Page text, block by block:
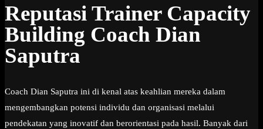
Reputasi Trainer Capacity
Building Coach Dian
Saputra
Coach Dian Saputra ini di kenal atas keahlian mereka dalam
mengembangkan potensi individu dan organisasi melalui
pendekatan yang inovatif dan berorientasi pada hasil. Banyak dari